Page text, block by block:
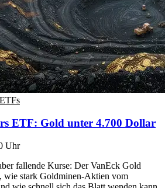
ETFs
ETF: Gold unter 4.700 Dollar
Uhr
fallende Kurse: Der VanEck Gold
wie stark Goldminen-Aktien vom